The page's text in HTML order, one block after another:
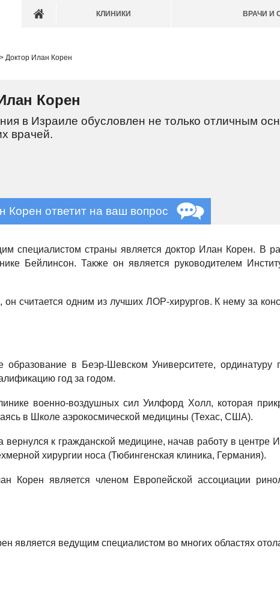
КЛИНИКИ ВРАЧИ И
> Доктор Илан Корен
Корен
в Израиле обусловлен не только отличным
врачей.
Корен ответит на ваш вопрос
специалистом страны является доктор Илан Корен. В
Бейлинсон. Также он является руководителем
считается одним из лучших ЛОР-хирургов. К нему за
образование в Беэр-Шевском Университете,
год за годом.
военно-воздушных сил Уилфорд Холл, которая
в Школе аэрокосмической медицины (Техас, США).
вернулся к гражданской медицине, начав работу в
хирургии носа (Тюбингенская клиника, Германия).
Корен является членом Европейской ассоциации
является ведущим специалистом во многих областях